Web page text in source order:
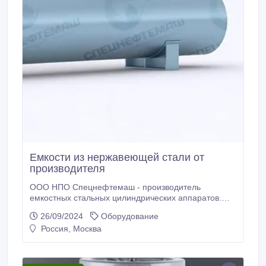
Емкости из нержавеющей стали от
производителя
ООО НПО Спецнефтемаш - производитель
емкостных стальных цилиндрических аппаратов.
предлагаем конкурентные цены на рынках РФ и
СНГ. Мы предлагаем новые Аппараты емкостные
Аппараты емкостные стальные цилиндрические
26/09/2024
Оборудование
Россия, Москва